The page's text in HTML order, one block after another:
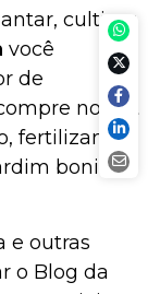
cultivar
você
de
no pet
fertilizantes
bonito e
e outras
o Blog da